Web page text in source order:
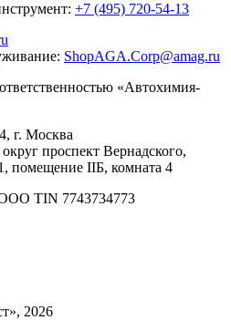
+7 (495) 720-54-13
ShopAGA.Corp@amag.ru
«Автохимия-
г. Москва
проспект Вернадского,
помещение IIБ, комната 4
TIN 7743734773
2026